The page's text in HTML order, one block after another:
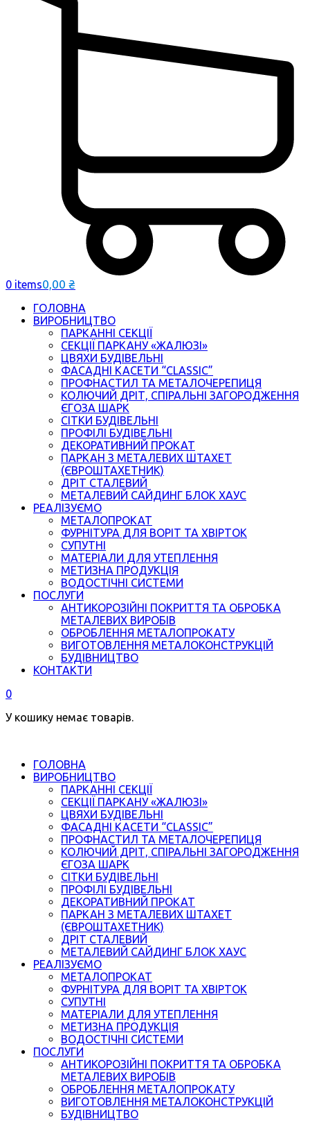
0 items0,00 ₴
ГОЛОВНА
ВИРОБНИЦТВО
ПАРКАННІ СЕКЦІЇ
СЕКЦІЇ ПАРКАНУ «ЖАЛЮЗІ»
ЦВЯХИ БУДІВЕЛЬНІ
ФАСАДНІ КАСЕТИ “CLASSIC”
ПРОФНАСТИЛ ТА МЕТАЛОЧЕРЕПИЦЯ
КОЛЮЧИЙ ДРІТ, СПІРАЛЬНІ ЗАГОРОДЖЕННЯ
ЄГОЗА ШАРК
СІТКИ БУДІВЕЛЬНІ
ПРОФІЛІ БУДІВЕЛЬНІ
ДЕКОРАТИВНИЙ ПРОКАТ
ПАРКАН З МЕТАЛЕВИХ ШТАХЕТ
(ЄВРОШТАХЕТНИК)
ДРІТ СТАЛЕВИЙ
МЕТАЛЕВИЙ САЙДИНГ БЛОК ХАУС
РЕАЛІЗУЄМО
МЕТАЛОПРОКАТ
ФУРНІТУРА ДЛЯ ВОРІТ ТА ХВІРТОК
СУПУТНІ
МАТЕРІАЛИ ДЛЯ УТЕПЛЕННЯ
МЕТИЗНА ПРОДУКЦІЯ
ВОДОСТІЧНІ СИСТЕМИ
ПОСЛУГИ
АНТИКОРОЗІЙНІ ПОКРИТТЯ ТА ОБРОБКА
МЕТАЛЕВИХ ВИРОБІВ
ОБРОБЛЕННЯ МЕТАЛОПРОКАТУ
ВИГОТОВЛЕННЯ МЕТАЛОКОНСТРУКЦІЙ
БУДІВНИЦТВО
КОНТАКТИ
0
У кошику немає товарів.
ГОЛОВНА
ВИРОБНИЦТВО
ПАРКАННІ СЕКЦІЇ
СЕКЦІЇ ПАРКАНУ «ЖАЛЮЗІ»
ЦВЯХИ БУДІВЕЛЬНІ
ФАСАДНІ КАСЕТИ “CLASSIC”
ПРОФНАСТИЛ ТА МЕТАЛОЧЕРЕПИЦЯ
КОЛЮЧИЙ ДРІТ, СПІРАЛЬНІ ЗАГОРОДЖЕННЯ
ЄГОЗА ШАРК
СІТКИ БУДІВЕЛЬНІ
ПРОФІЛІ БУДІВЕЛЬНІ
ДЕКОРАТИВНИЙ ПРОКАТ
ПАРКАН З МЕТАЛЕВИХ ШТАХЕТ
(ЄВРОШТАХЕТНИК)
ДРІТ СТАЛЕВИЙ
МЕТАЛЕВИЙ САЙДИНГ БЛОК ХАУС
РЕАЛІЗУЄМО
МЕТАЛОПРОКАТ
ФУРНІТУРА ДЛЯ ВОРІТ ТА ХВІРТОК
СУПУТНІ
МАТЕРІАЛИ ДЛЯ УТЕПЛЕННЯ
МЕТИЗНА ПРОДУКЦІЯ
ВОДОСТІЧНІ СИСТЕМИ
ПОСЛУГИ
АНТИКОРОЗІЙНІ ПОКРИТТЯ ТА ОБРОБКА
МЕТАЛЕВИХ ВИРОБІВ
ОБРОБЛЕННЯ МЕТАЛОПРОКАТУ
ВИГОТОВЛЕННЯ МЕТАЛОКОНСТРУКЦІЙ
БУДІВНИЦТВО